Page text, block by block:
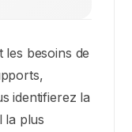
les besoins de
identifierez la
la plus